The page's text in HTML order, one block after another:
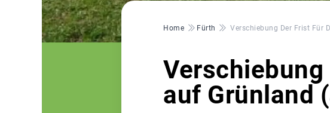
Pfadnavigation
Home Fürth Verschiebung Der Frist Für
auf Grünland